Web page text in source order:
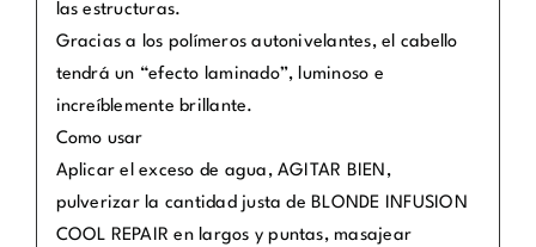
las estructuras.
Gracias a los polímeros autonivelantes, el cabello
tendrá un “efecto laminado”, luminoso e
increíblemente brillante.
Como usar
Aplicar el exceso de agua, AGITAR BIEN,
pulverizar la cantidad justa de BLONDE INFUSION
COOL REPAIR en largos y puntas, masajear